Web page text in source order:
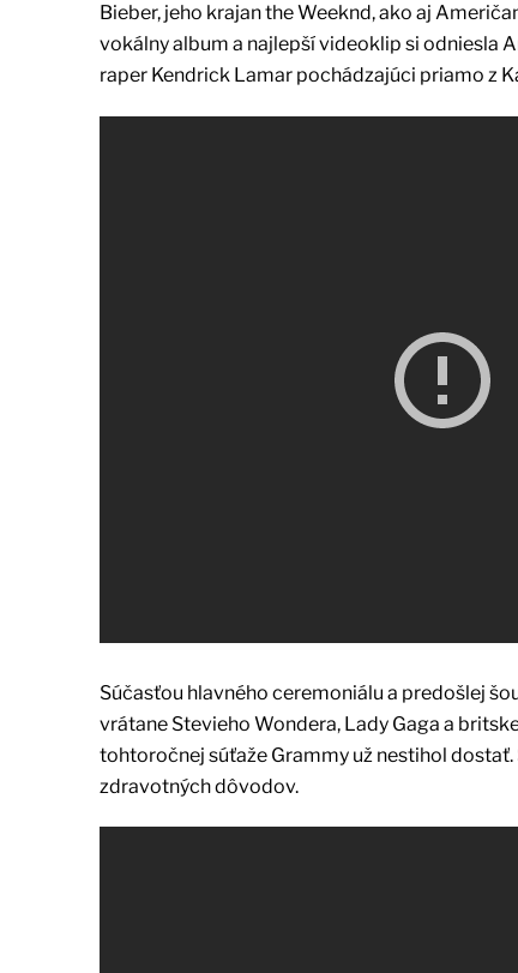
Bieber, jeho krajan the Weeknd, ako aj
vokálny album a najlepší videoklip si odniesla
raper Kendrick Lamar pochádzajúci priamo z
Súčasťou hlavného ceremoniálu a predošlej
vrátane Stevieho Wondera, Lady Gaga a
tohtoročnej súťaže Grammy už nestihol
zdravotných dôvodov.